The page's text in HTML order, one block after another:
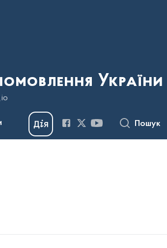
України
Пошук